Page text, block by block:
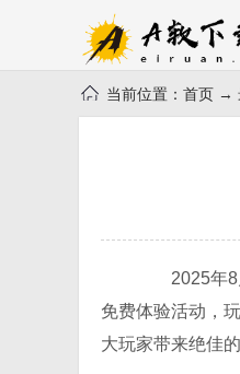
当前位置： 首页 →
2025年8月
免费体验活动，
大玩家带来绝佳